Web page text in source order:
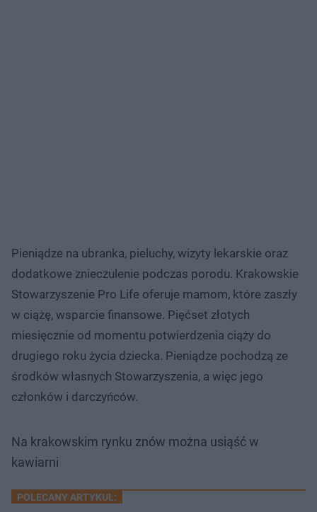
Pieniądze na ubranka, pieluchy, wizyty lekarskie oraz
dodatkowe znieczulenie podczas porodu. Krakowskie
Stowarzyszenie Pro Life oferuje mamom, które zaszły
w ciążę, wsparcie finansowe. Pięćset złotych
miesięcznie od momentu potwierdzenia ciąży do
drugiego roku życia dziecka. Pieniądze pochodzą ze
środków własnych Stowarzyszenia, a więc jego
członków i darczyńców.
Na krakowskim rynku znów można usiąść w
kawiarni
POLECANY ARTYKUŁ: